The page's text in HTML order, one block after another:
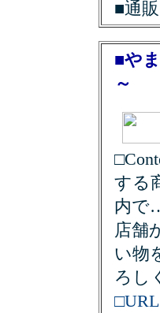
■通
■や
～
する
内で
店舗
い物
ろし
□URL